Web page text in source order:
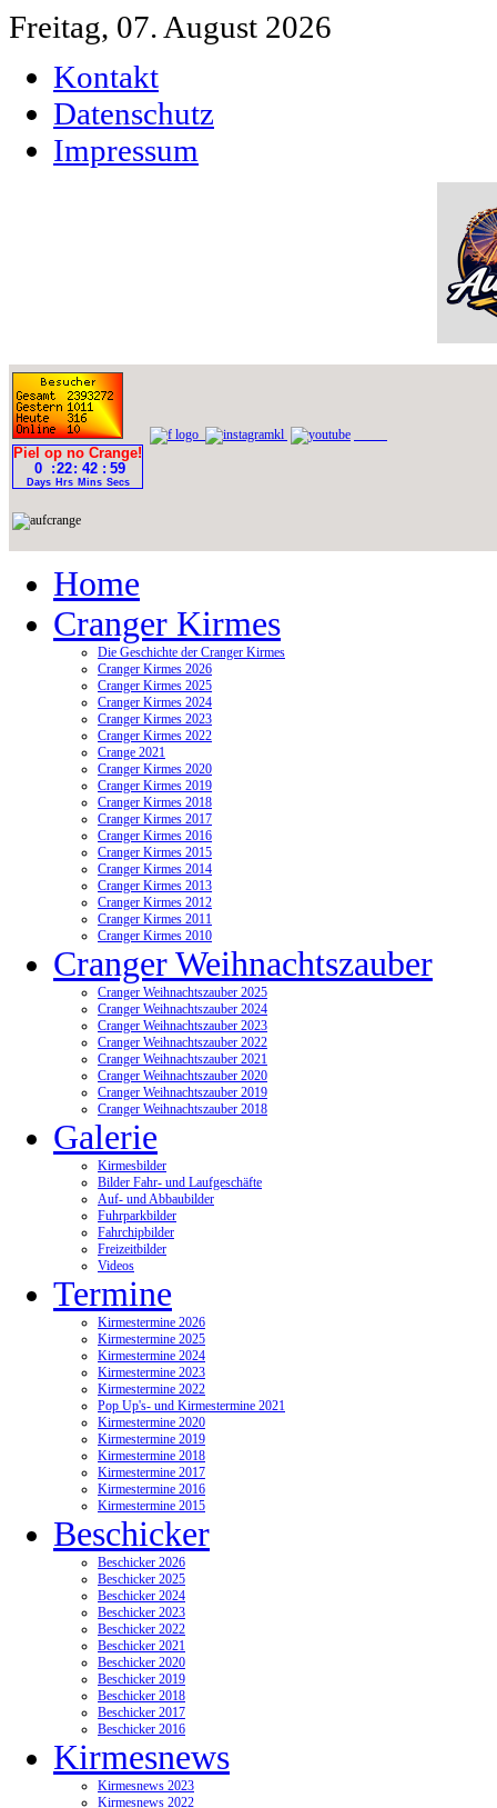
Freitag, 07. August 2026
Kontakt
Datenschutz
Impressum
Home
Cranger Kirmes
Die Geschichte der Cranger Kirmes
Cranger Kirmes 2026
Cranger Kirmes 2025
Cranger Kirmes 2024
Cranger Kirmes 2023
Cranger Kirmes 2022
Crange 2021
Cranger Kirmes 2020
Cranger Kirmes 2019
Cranger Kirmes 2018
Cranger Kirmes 2017
Cranger Kirmes 2016
Cranger Kirmes 2015
Cranger Kirmes 2014
Cranger Kirmes 2013
Cranger Kirmes 2012
Cranger Kirmes 2011
Cranger Kirmes 2010
Cranger Weihnachtszauber
Cranger Weihnachtszauber 2025
Cranger Weihnachtszauber 2024
Cranger Weihnachtszauber 2023
Cranger Weihnachtszauber 2022
Cranger Weihnachtszauber 2021
Cranger Weihnachtszauber 2020
Cranger Weihnachtszauber 2019
Cranger Weihnachtszauber 2018
Galerie
Kirmesbilder
Bilder Fahr- und Laufgeschäfte
Auf- und Abbaubilder
Fuhrparkbilder
Fahrchipbilder
Freizeitbilder
Videos
Termine
Kirmestermine 2026
Kirmestermine 2025
Kirmestermine 2024
Kirmestermine 2023
Kirmestermine 2022
Pop Up's- und Kirmestermine 2021
Kirmestermine 2020
Kirmestermine 2019
Kirmestermine 2018
Kirmestermine 2017
Kirmestermine 2016
Kirmestermine 2015
Beschicker
Beschicker 2026
Beschicker 2025
Beschicker 2024
Beschicker 2023
Beschicker 2022
Beschicker 2021
Beschicker 2020
Beschicker 2019
Beschicker 2018
Beschicker 2017
Beschicker 2016
Kirmesnews
Kirmesnews 2023
Kirmesnews 2022